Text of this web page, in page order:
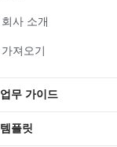
회사 소개
가져오기
업무 가이드
템플릿